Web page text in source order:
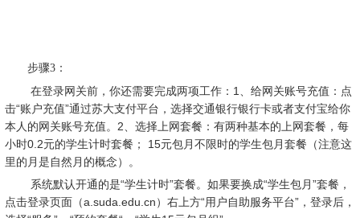
步骤3：
在登录网关前，你还需要完成两项工作： 1、给网关账号充值：点
击“账户充值”通过苏大支付平台，选择交通银行银行卡或者支付宝给你
本人的网关账号充值。 2、选择上网套餐：有两种基本的上网套餐，每
小时0.2元的学生计时套餐； 15元包月不限时的学生包月套餐（注意这
里的月是自然月的概念）。
系统默认开通的是“学生计时”套餐。如果要换成“学生包月”套餐，
点击登录页面（a.suda.edu.cn）右上方“用户自助服务平台”，登录后，